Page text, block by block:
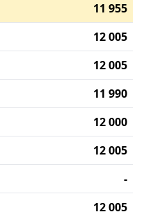
11 955
12 005
12 005
11 990
12 000
12 005
-
12 005